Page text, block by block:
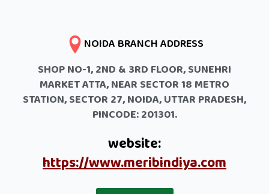
NOIDA BRANCH ADDRESS
SHOP NO-1, 2ND & 3RD FLOOR, SUNEHRI
MARKET ATTA, NEAR SECTOR 18 METRO
STATION, SECTOR 27, NOIDA, UTTAR PRADESH,
PINCODE: 201301.
website:
https://www.meribindiya.com